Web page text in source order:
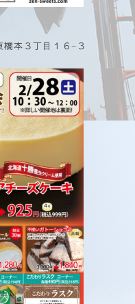
本３丁目１６−３